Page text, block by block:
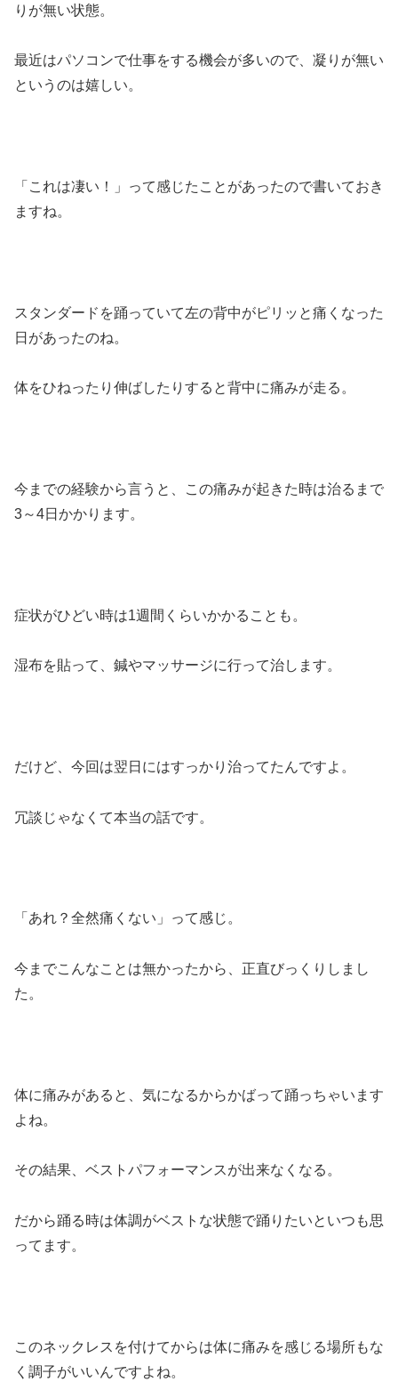
りが無い状態。
最近はパソコンで仕事をする機会が多いので、凝りが無い
というのは嬉しい。
「これは凄い！」って感じたことがあったので書いておき
ますね。
スタンダードを踊っていて左の背中がピリッと痛くなった
日があったのね。
体をひねったり伸ばしたりすると背中に痛みが走る。
今までの経験から言うと、この痛みが起きた時は治るまで
3～4日かかります。
症状がひどい時は1週間くらいかかることも。
湿布を貼って、鍼やマッサージに行って治します。
だけど、今回は翌日にはすっかり治ってたんですよ。
冗談じゃなくて本当の話です。
「あれ？全然痛くない」って感じ。
今までこんなことは無かったから、正直びっくりしまし
た。
体に痛みがあると、気になるからかばって踊っちゃいます
よね。
その結果、ベストパフォーマンスが出来なくなる。
だから踊る時は体調がベストな状態で踊りたいといつも思
ってます。
このネックレスを付けてからは体に痛みを感じる場所もな
く調子がいいんですよね。